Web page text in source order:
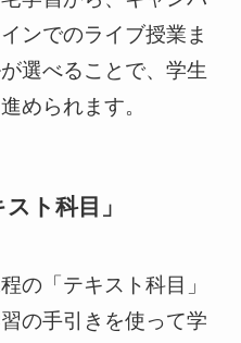
ンでのライブ授業ま
選べることで、学生
められます。
ト科目」
の「テキスト科目」
の手引きを使って学